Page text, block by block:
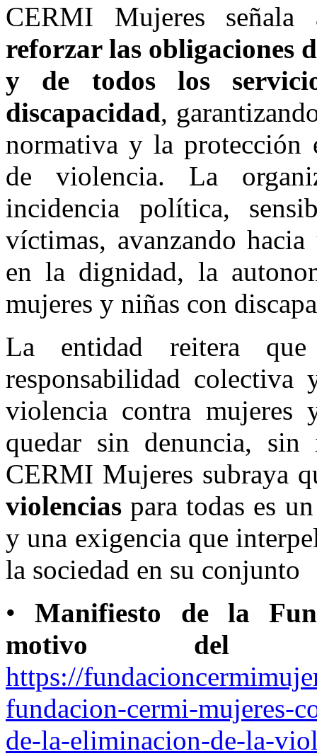
CERMI Mujeres señala
reforzar las obligaciones
y de todos los
discapacidad,
normativa y la protección
de violencia. La
incidencia política,
víctimas, avanzando
en la dignidad, la
mujeres y niñas con
La entidad reitera
responsabilidad colectiva
violencia contra mujeres
quedar sin denuncia,
CERMI Mujeres subraya
violencias para todas es
y una exigencia que
la sociedad en su conjunto
•Manifiesto de la
motivo del
https://
fundacion-cermi-mujeres-
de-la-eliminacion-de-la-